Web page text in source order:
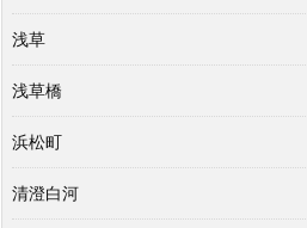
浅草
浅草橋
浜松町
清澄白河